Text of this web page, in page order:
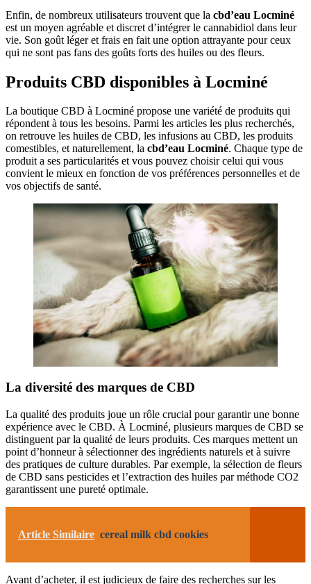
Enfin, de nombreux utilisateurs trouvent que la cbd’eau Locminé
est un moyen agréable et discret d’intégrer le cannabidiol dans leur
vie. Son goût léger et frais en fait une option attrayante pour ceux
qui ne sont pas fans des goûts forts des huiles ou des fleurs.
Produits CBD disponibles à Locminé
La boutique CBD à Locminé propose une variété de produits qui
répondent à tous les besoins. Parmi les articles les plus recherchés,
on retrouve les huiles de CBD, les infusions au CBD, les produits
comestibles, et naturellement, la cbd’eau Locminé. Chaque type de
produit a ses particularités et vous pouvez choisir celui qui vous
convient le mieux en fonction de vos préférences personnelles et de
vos objectifs de santé.
La diversité des marques de CBD
La qualité des produits joue un rôle crucial pour garantir une bonne
expérience avec le CBD. À Locminé, plusieurs marques de CBD se
distinguent par la qualité de leurs produits. Ces marques mettent un
point d’honneur à sélectionner des ingrédients naturels et à suivre
des pratiques de culture durables. Par exemple, la sélection de fleurs
de CBD sans pesticides et l’extraction des huiles par méthode CO2
garantissent une pureté optimale.
Article Similaire cereal milk cbd cookies
Avant d’acheter, il est judicieux de faire des recherches sur les